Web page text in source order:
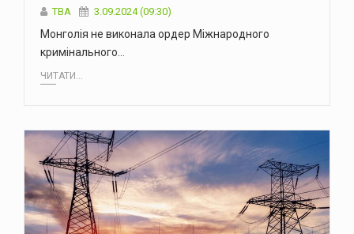
ТВА 3.09.2024 (09:30)
Монголія не виконала ордер Міжнародного
кримінального…
ЧИТАТИ...